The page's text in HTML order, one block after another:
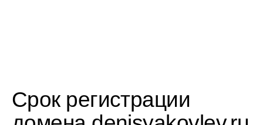
Срок регистрации